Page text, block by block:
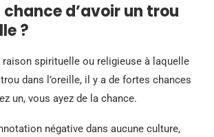
chance d’avoir un trou
?
spirituelle ou religieuse à laquelle
dans l’oreille, il y a de fortes chances
un, vous ayez de la chance.
négative dans aucune culture,